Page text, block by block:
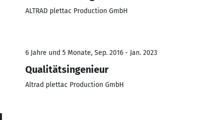
ALTRAD plettac Production GmbH
6 Jahre und 5 Monate, Sep. 2016 - Jan. 2023
Qualitätsingenieur
Altrad plettac Production GmbH